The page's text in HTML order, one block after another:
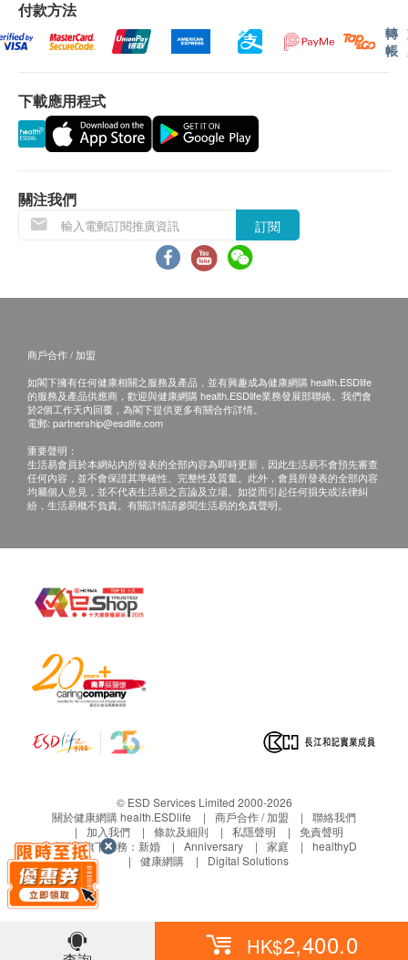
付款日期起計）接種第一針，逾期作廢。）
疫苗注射服務必須經醫生評估是否適合進行疫苗注
射， 並由註冊醫護人員負責注射程序。如醫生認
$300，餘下差額將會退回。如有爭議，健康網購
health.ESDlife及明確醫療中心將保留最後決定
權。
所以疫苗計劃不設退款。
所有健康檢查/服務並非作為醫務診斷或治療用
health.ESDlife】並沒有經營或提供本服務/產品。
有關此服務/產品的錯漏或延誤，或因使用此服務/
產品而引致的損失、損害、受傷或法律訴訟，健康
網購health.ESDlife概不負責。一切有關的索償或
查詢，須向提供服務之體檢中心或商戶提出。
HK$2,400.0
付款方法
轉
帳
下載應用程式
關注我們
訂閱
商戶合作 / 加盟
如閣下擁有任何健康相關之服務及產品，並有興趣成為健康網購 health.ESDlife
的服務及產品供應商，歡迎與健康網購 health.ESDlife業務發展部聯絡。我們會
於2個工作天內回覆，為閣下提供更多有關合作詳情。
電郵: partnership@esdlife.com
重要聲明：
生活易會員於本網站內所發表的全部內容為即時更新，因此生活易不會預先審查
任何內容，並不會保證其準確性、完整性及質量。此外，會員所發表的全部內容
均屬個人意見，並不代表生活易之言論及立場。如從而引起任何損失或法律糾
紛，生活易概不負責。有關詳情請參閱生活易的免責聲明。
© ESD Services Limited 2000-2026
關於健康網購 health.ESDlife
商戶合作 / 加盟
聯絡我們
加入我們
條款及細則 私隱聲明
免責聲明
生活易旗下業務： 新婚 Anniversary 家庭
healthyD
健康網購
Digital Solutions